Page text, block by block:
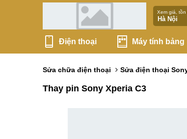
Xem giá, tồn
Điện thoại Máy tính bảng
Sửa chữa điện thoại Sửa điện thoại
Thay pin Sony Xperia C3